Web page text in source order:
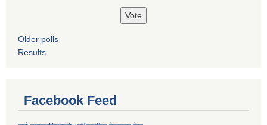
Older polls
Results
Facebook Feed